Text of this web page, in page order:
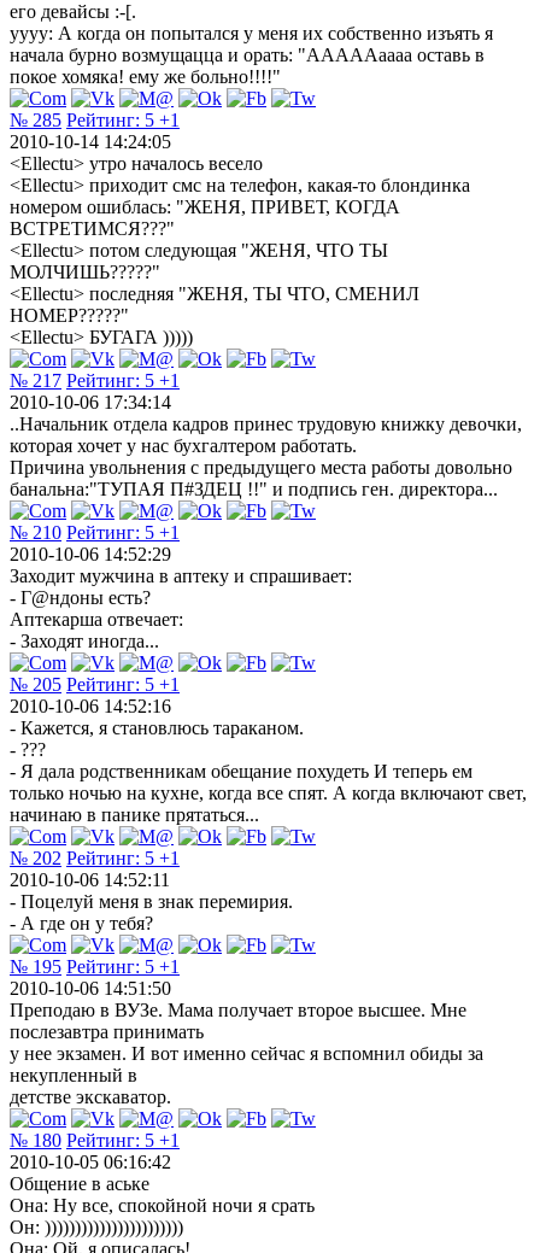
его девайсы :-[.
yyyy: А когда он попытался у меня их собственно изъять я
начала бурно возмущацца и орать: "АААААаааа оставь в
покое хомяка! ему же больно!!!!"
№ 285 Рейтинг: 5 +1
2010-10-14 14:24:05
<Ellectu> утро началось весело
<Ellectu> приходит смс на телефон, какая-то блондинка
номером ошиблась: "ЖЕНЯ, ПРИВЕТ, КОГДА
ВСТРЕТИМСЯ???"
<Ellectu> потом следующая "ЖЕНЯ, ЧТО ТЫ
МОЛЧИШЬ?????"
<Ellectu> последняя "ЖЕНЯ, ТЫ ЧТО, СМЕНИЛ
НОМЕР?????"
<Ellectu> БУГАГА )))))
№ 217 Рейтинг: 5 +1
2010-10-06 17:34:14
..Начальник отдела кадров принес трудовую книжку девочки,
которая хочет у нас бухгалтером работать.
Причина увольнения с предыдущего места работы довольно
банальна:"ТУПАЯ П#ЗДЕЦ !!" и подпись ген. директора...
№ 210 Рейтинг: 5 +1
2010-10-06 14:52:29
Заходит мужчина в аптеку и спрашивает:
- Г@ндоны есть?
Аптекарша отвечает:
- Заходят иногда...
№ 205 Рейтинг: 5 +1
2010-10-06 14:52:16
- Кажется, я становлюсь тараканом.
- ???
- Я дала родственникам обещание похудеть И теперь ем
только ночью на кухне, когда все спят. А когда включают свет,
начинаю в панике прятаться...
№ 202 Рейтинг: 5 +1
2010-10-06 14:52:11
- Поцелуй меня в знак перемирия.
- А где он у тебя?
№ 195 Рейтинг: 5 +1
2010-10-06 14:51:50
Преподаю в ВУЗе. Мама получает второе высшее. Мне
послезавтра принимать
у нее экзамен. И вот именно сейчас я вспомнил обиды за
некупленный в
детстве экскаватор.
№ 180 Рейтинг: 5 +1
2010-10-05 06:16:42
Общение в аське
Она: Ну все, спокойной ночи я срать
Он: )))))))))))))))))))))))
Она: Ой, я описалась!